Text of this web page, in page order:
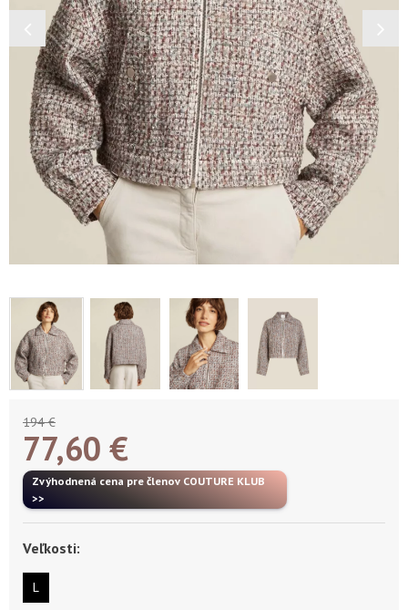
194 €
77,60 €
Zvýhodnená cena pre členov COUTURE KLUB
>>
Veľkosti:
L